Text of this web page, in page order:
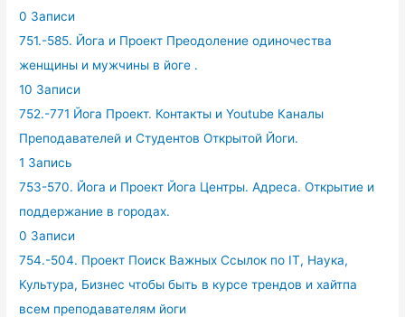
0 Записи
751.-585. Йога и Проект Преодоление одиночества
женщины и мужчины в йоге .
10 Записи
752.-771 Йога Проект. Контакты и Youtube Каналы
Преподавателей и Студентов Открытой Йоги.
1 Запись
753-570. Йога и Проект Йога Центры. Адреса. Открытие и
поддержание в городах.
0 Записи
754.-504. Проект Поиск Важных Ссылок по IT, Наука,
Культура, Бизнес чтобы быть в курсе трендов и хайтпа
всем преподавателям йоги